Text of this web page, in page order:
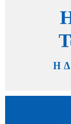
Η